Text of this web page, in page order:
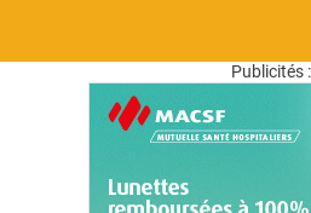
Publicités :